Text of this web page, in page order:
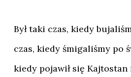
Był taki czas, kiedy
czas, kiedy śmigaliśmy po
kiedy pojawił się Kajtostan